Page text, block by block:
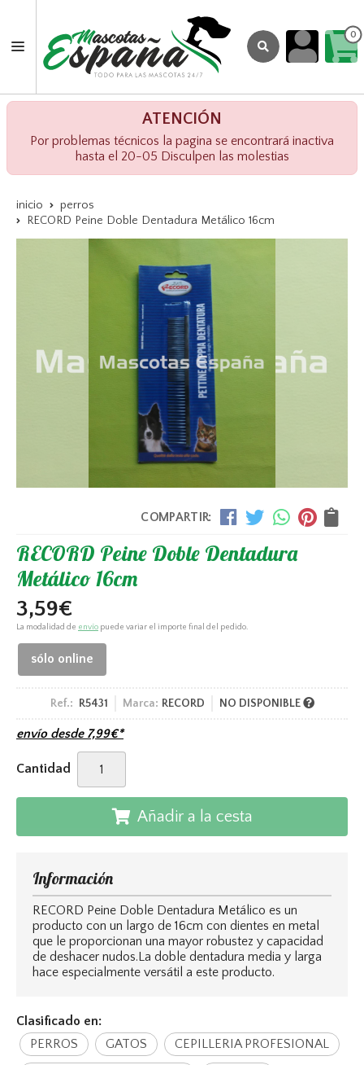
0
ATENCIÓN
Por problemas técnicos la pagina se encontrará inactiva
hasta el 20-05 Disculpen las molestias
inicio
perros
RECORD Peine Doble Dentadura Metálico 16cm
COMPARTIR:
RECORD Peine Doble Dentadura
Metálico 16cm
3,59€
La modalidad de envío puede variar el importe final del pedido.
sólo online
Ref.: R5431 Marca: RECORD NO DISPONIBLE
envío desde 7,99€*
Cantidad
Añadir a la cesta
Información
RECORD Peine Doble Dentadura Metálico es un
producto con un largo de 16cm con dientes en metal
que le proporcionan una mayor robustez y capacidad
de deshacer nudos.La doble dentadura media y larga
hace especialmente versátil a este producto.
Clasificado en:
PERROS
GATOS CEPILLERIA PROFESIONAL